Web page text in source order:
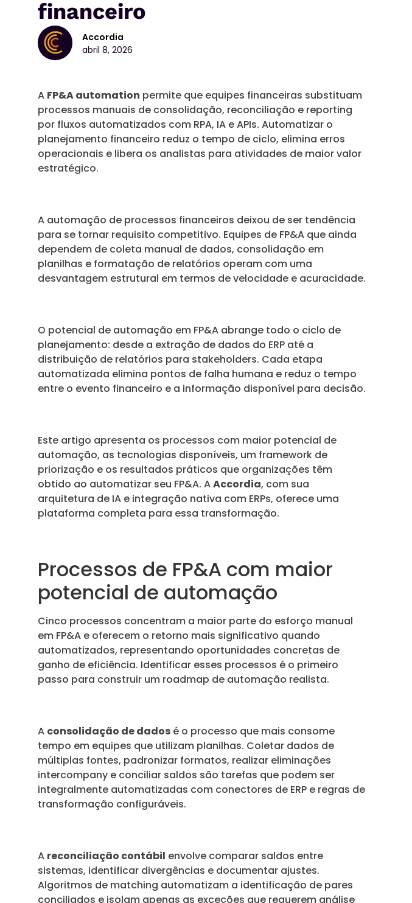
financeiro
Accordia
abril 8, 2026
A FP&A automation permite que equipes financeiras substituam
processos manuais de consolidação, reconciliação e reporting
por fluxos automatizados com RPA, IA e APIs. Automatizar o
planejamento financeiro reduz o tempo de ciclo, elimina erros
operacionais e libera os analistas para atividades de maior valor
estratégico.
A automação de processos financeiros deixou de ser tendência
para se tornar requisito competitivo. Equipes de FP&A que ainda
dependem de coleta manual de dados, consolidação em
planilhas e formatação de relatórios operam com uma
desvantagem estrutural em termos de velocidade e acuracidade.
O potencial de automação em FP&A abrange todo o ciclo de
planejamento: desde a extração de dados do ERP até a
distribuição de relatórios para stakeholders. Cada etapa
automatizada elimina pontos de falha humana e reduz o tempo
entre o evento financeiro e a informação disponível para decisão.
Este artigo apresenta os processos com maior potencial de
automação, as tecnologias disponíveis, um framework de
priorização e os resultados práticos que organizações têm
obtido ao automatizar seu FP&A. AAccordia, com sua
arquitetura de IA e integração nativa com ERPs, oferece uma
plataforma completa para essa transformação.
Processos de FP&A com maior
potencial de automação
Cinco processos concentram a maior parte do esforço manual
em FP&A e oferecem o retorno mais significativo quando
automatizados, representando oportunidades concretas de
ganho de eficiência. Identificar esses processos é o primeiro
passo para construir um roadmap de automação realista.
A consolidação de dados é o processo que mais consome
tempo em equipes que utilizam planilhas. Coletar dados de
múltiplas fontes, padronizar formatos, realizar eliminações
intercompany e conciliar saldos são tarefas que podem ser
integralmente automatizadas com conectores de ERP e regras de
transformação configuráveis.
A reconciliação contábil envolve comparar saldos entre
sistemas, identificar divergências e documentar ajustes.
Algoritmos de matching automatizam a identificação de pares
conciliados e isolam apenas as exceções que requerem análise